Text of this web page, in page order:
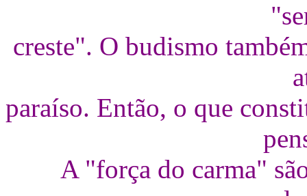
creste". O budismo
paraíso. Então, o que
A "força do carma"